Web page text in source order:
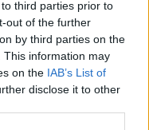
third parties prior to
out of the further
by third parties on the
This information may
on the IAB’s List of
disclose it to other